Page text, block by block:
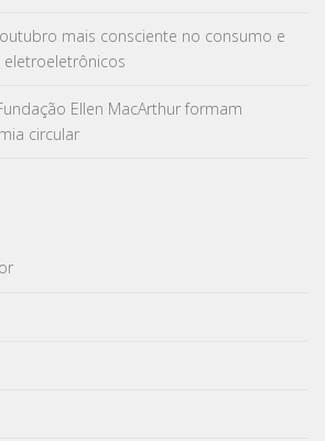
mais consciente no consumo e
Ellen MacArthur formam
circular